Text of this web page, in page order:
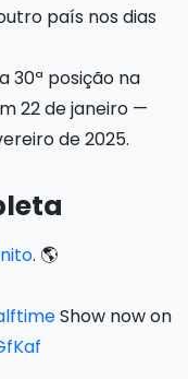
país nos dias
30ª posição na
22 de janeiro —
de 2025.
. 🌎
Show now on